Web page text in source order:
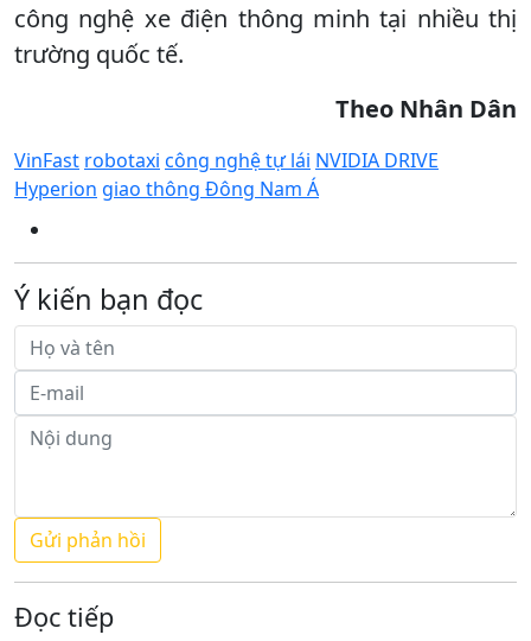
công nghệ xe điện thông minh tại nhiều thị
trường quốc tế.
Theo Nhân Dân
VinFast robotaxi công nghệ tự lái NVIDIA DRIVE
Hyperion giao thông Đông Nam Á
Ý kiến bạn đọc
Đọc tiếp